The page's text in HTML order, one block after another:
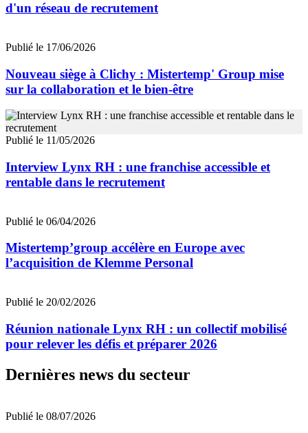
d'un réseau de recrutement
Publié le 17/06/2026
Nouveau siège à Clichy : Mistertemp' Group mise
sur la collaboration et le bien-être
Publié le 11/05/2026
Interview Lynx RH : une franchise accessible et
rentable dans le recrutement
Publié le 06/04/2026
Mistertemp’group accélère en Europe avec
l’acquisition de Klemme Personal
Publié le 20/02/2026
Réunion nationale Lynx RH : un collectif mobilisé
pour relever les défis et préparer 2026
Dernières news du secteur
Publié le 08/07/2026